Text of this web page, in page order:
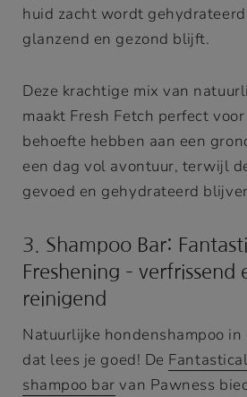
huid zacht wordt
glanzend en gezond blijft.
Deze krachtige mix van
maakt Fresh Fetch perfect
behoefte hebben aan een
een dag vol avontuur, terwijl
gevoed en gehydrateerd
3. Shampoo Bar:
Freshening – verfrissend
reinigend
Natuurlijke hondenshampoo in
dat lees je goed! De
shampoo bar van Pawness